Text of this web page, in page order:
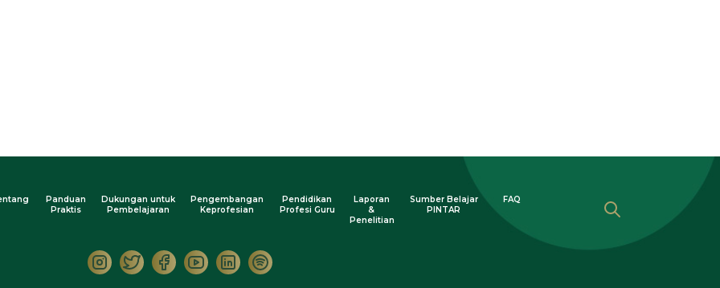
Panduan
Praktis
Dukungan untuk
Pembelajaran
Pengembangan
Keprofesian
Pendidikan
Profesi Guru
Laporan
&
Penelitian
Sumber Belajar
PINTAR
FAQ